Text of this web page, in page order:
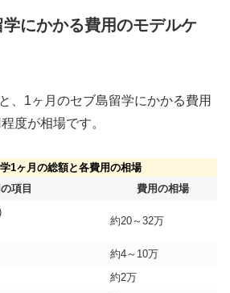
にかかる費用のモデルケ
、1ヶ月のセブ島留学にかかる費用
度が相場です。
1ヶ月の総額と各費用の相場
項目
費用の相場
約20～32万
約4～10万
約2万